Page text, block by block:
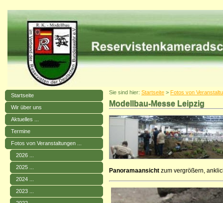
Startseite
Wir über uns
Aktuelles ...
Termine
Fotos von Veranstaltungen ...
2026 ...
2025 ...
2024 ...
2023 ...
Sie sind hier: Startseite > Fotos von
Modellbau-Messe Leipzig
Panoramaansicht zum vergrößern,